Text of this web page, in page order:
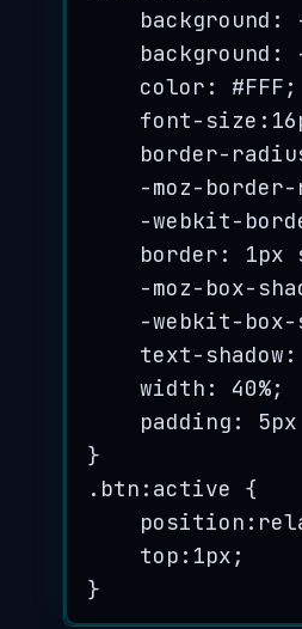
background:
background:
color: #FFF ;
font- size:16
border-
-moz- border-
-webkit-
border: 1px
-moz- box-
-webkit- box-
text-
width: 40%;
padding: 5px
}
. btn : active {
position:
top:1px ;
}